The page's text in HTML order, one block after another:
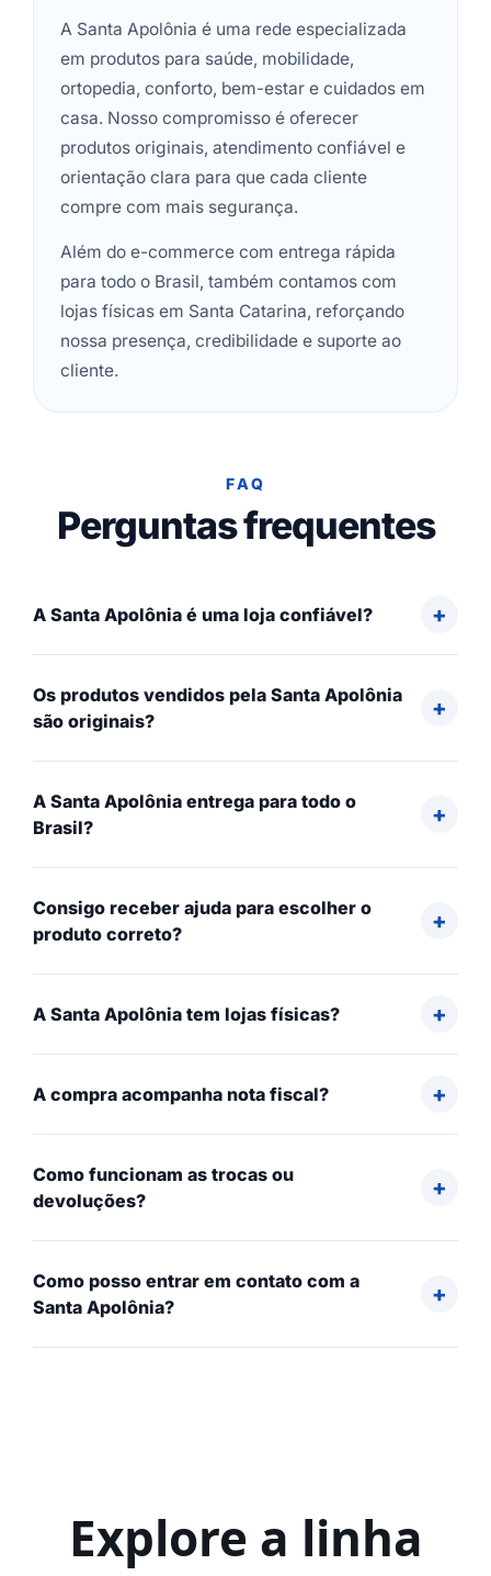
A Santa Apolônia é uma rede especializada
em produtos para saúde, mobilidade,
ortopedia, conforto, bem-estar e cuidados em
casa. Nosso compromisso é oferecer
produtos originais, atendimento confiável e
orientação clara para que cada cliente
compre com mais segurança.
Além do e-commerce com entrega rápida
para todo o Brasil, também contamos com
lojas físicas em Santa Catarina, reforçando
nossa presença, credibilidade e suporte ao
cliente.
FAQ
Perguntas frequentes
A Santa Apolônia é uma loja confiável?
Os produtos vendidos pela Santa Apolônia
são originais?
A Santa Apolônia entrega para todo o
Brasil?
Consigo receber ajuda para escolher o
produto correto?
A Santa Apolônia tem lojas físicas?
A compra acompanha nota fiscal?
Como funcionam as trocas ou
devoluções?
Como posso entrar em contato com a
Santa Apolônia?
Explore a linha